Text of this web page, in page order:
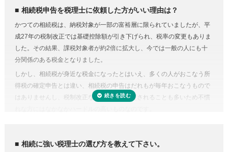
相続税の申告や準確定申告
相続税には申告書の他、総額の計算書、生命保険・財産・債務の明細書
など非常に多くの書類作成が必要となります。もちろん、相続人自身で
申告することもできますが、不動産や非上場株式などは財産の評価が難
しく書類作成も煩雑なことから、税理士に依頼するのが一般的です。
準確定申告とは、亡くなった方の所得の確定と納税の手続きを相続人が
代わりにおこなうこと。準確定申告の対象となるのは1月1日から亡くな
った日までの所得ですが、前年分も申告前であれば合わせて手続きをお
人生で数回程度の相続税申告をするためだけに、相続税に関する調べも
のや資料集めに相当の時間と労力を費やすことを考えてみると、税金の
プロの税理士に頼むという選択肢がコストに見合うものだと納得がいく
のではないでしょうか。
費用が気になる方は、相続税申告の費用を複数の専門家にまとめて依頼
できる「 相続費用見積ガイド 」をご利用ください。
相続税申告を税理士に依頼した方がいい理由は？
かつての相続税は、納税対象が一部の富裕層に限られていましたが、平
成27年の税制改正では基礎控除額が引き下げられ、税率の変更もありま
した。その結果、課税対象者が約2倍に拡大し、今では一般の人にも十
分関係のある税金となりました。
しかし、相続税が身近な税金になったとはいえ、多くの人がおこなう所
得税の確定申告とは違い、相続税の申告はだれもが毎年おこなうもので
はありませんし、税制改正などで内容が変更されることも多いため不慣
を減らしたり、納税額を少なくできる可能性があります。
相続に強い税理士の選び方を教えて下さい。